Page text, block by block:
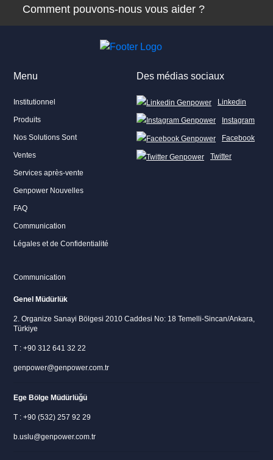
Comment pouvons-nous vous aider ?
Menu
Institutionnel
Produits
Nos Solutions Sont
Ventes
Services après-vente
Genpower Nouvelles
FAQ
Communication
Légales et de Confidentialité
Des médias sociaux
Linkedin
Instagram
Facebook
Twitter
Communication
Genel Müdürlük
2. Organize Sanayi Bölgesi 2010 Caddesi No: 18 Temelli-Sincan/Ankara,
Türkiye
T : +90 312 641 32 22
genpower@genpower.com.tr
Ege Bölge Müdürlüğü
T : +90 (532) 257 92 29
b.uslu@genpower.com.tr